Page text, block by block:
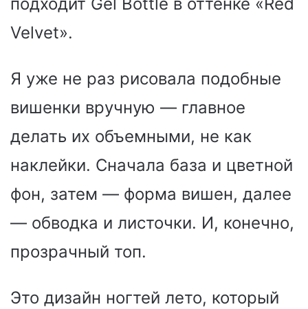
подходит Gel Bottle в оттенке «Red
Velvet».
Я уже не раз рисовала подобные
вишенки вручную — главное
делать их объемными, не как
наклейки. Сначала база и цветной
фон, затем — форма вишен, далее
— обводка и листочки. И, конечно,
прозрачный топ.
Это дизайн ногтей лето, который